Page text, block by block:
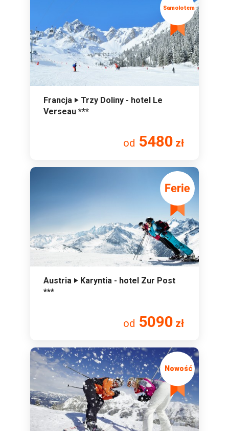
Francja ‣ Trzy Doliny - hotel Le
Verseau ***
od 5480 zł
Austria ‣ Karyntia - hotel Zur Post
***
od 5090 zł